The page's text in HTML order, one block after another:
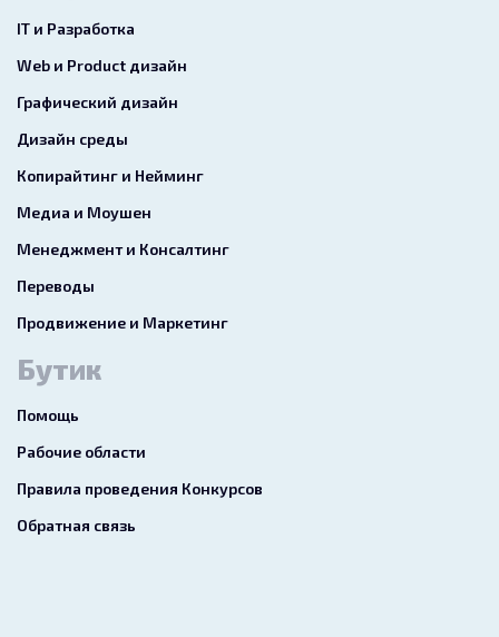
IT и Разработка
Web и Product дизайн
Графический дизайн
Дизайн среды
Копирайтинг и Нейминг
Медиа и Моушен
Менеджмент и Консалтинг
Переводы
Продвижение и Маркетинг
Бутик
Помощь
Рабочие области
Правила проведения Конкурсов
Обратная связь